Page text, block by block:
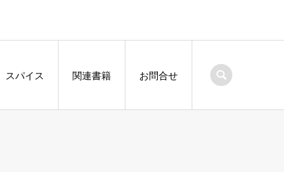
スパイス 関連書籍 お問合せ